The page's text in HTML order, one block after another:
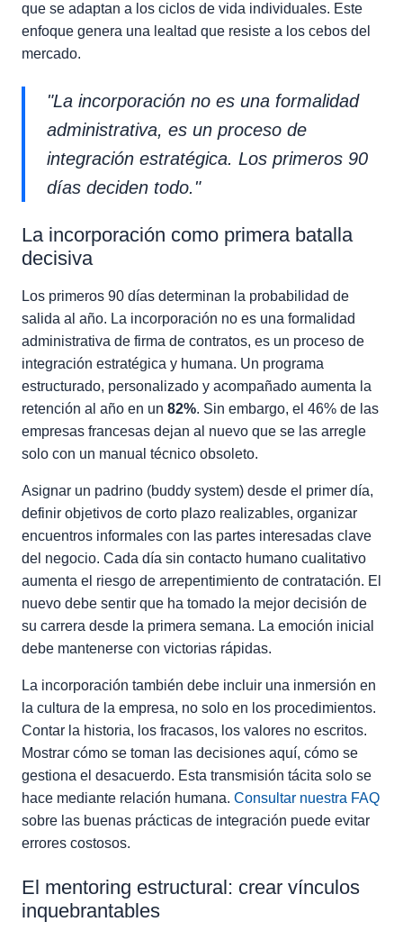
que se adaptan a los ciclos de vida individuales. Este
enfoque genera una lealtad que resiste a los cebos del
mercado.
"La incorporación no es una formalidad
administrativa, es un proceso de
integración estratégica. Los primeros 90
días deciden todo."
La incorporación como primera batalla
decisiva
Los primeros 90 días determinan la probabilidad de
salida al año. La incorporación no es una formalidad
administrativa de firma de contratos, es un proceso de
integración estratégica y humana. Un programa
estructurado, personalizado y acompañado aumenta la
retención al año en un 82%. Sin embargo, el 46% de las
empresas francesas dejan al nuevo que se las arregle
solo con un manual técnico obsoleto.
Asignar un padrino (buddy system) desde el primer día,
definir objetivos de corto plazo realizables, organizar
encuentros informales con las partes interesadas clave
del negocio. Cada día sin contacto humano cualitativo
aumenta el riesgo de arrepentimiento de contratación. El
nuevo debe sentir que ha tomado la mejor decisión de
su carrera desde la primera semana. La emoción inicial
debe mantenerse con victorias rápidas.
La incorporación también debe incluir una inmersión en
la cultura de la empresa, no solo en los procedimientos.
Contar la historia, los fracasos, los valores no escritos.
Mostrar cómo se toman las decisiones aquí, cómo se
gestiona el desacuerdo. Esta transmisión tácita solo se
hace mediante relación humana. Consultar nuestra FAQ
sobre las buenas prácticas de integración puede evitar
errores costosos.
El mentoring estructural: crear vínculos
inquebrantables